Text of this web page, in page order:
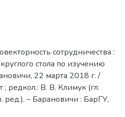
сотрудничества :
стола по изучению
22 марта 2018 г. /
; редкол.: В. В. Климук (гл.
ред.). – Барановичи : БарГУ,